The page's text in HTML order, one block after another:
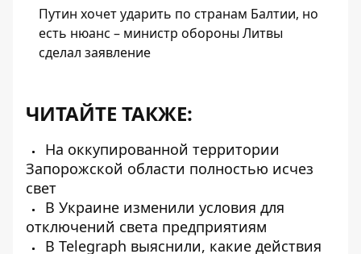
Путин хочет ударить по странам Балтии, но
есть нюанс – министр обороны Литвы
сделал заявление
ЧИТАЙТЕ ТАКЖЕ:
На оккупированной территории
Запорожской области полностью исчез
свет
В Украине изменили условия для
отключений света предприятиям
В Telegraph выяснили, какие действия